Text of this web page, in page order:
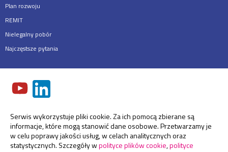
Plan rozwoju
REMIT
Nielegalny pobór
Najczęstsze pytania
Serwis wykorzystuje pliki cookie. Za ich pomocą zbierane są
informacje, które mogą stanowić dane osobowe. Przetwarzamy je
w celu poprawy jakości usług, w celach analitycznych oraz
statystycznych. Szczegóły wpolityce plików cookie,polityce